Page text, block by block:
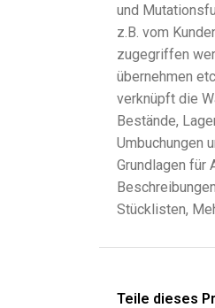
und
z.B. vom
zugegriffen
übernehmen
verknüpft die
Bestände,
Umbuchungen
Grundlagen für
Stücklisten,
Teile dieses